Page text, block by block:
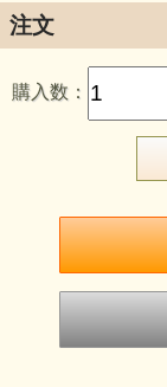
石を使ったチャク
＊チ
低次の
言
ピアノの鍵盤
美し
注文
購入数：